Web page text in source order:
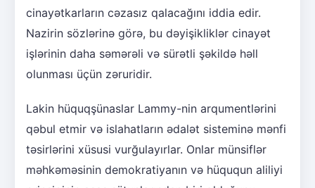
cinayətkarların cəzasız qalacağını iddia edir.
Nazirin sözlərinə görə, bu dəyişikliklər cinayət
işlərinin daha səmərəli və sürətli şəkildə həll
olunması üçün zəruridir.
Lakin hüquqşünaslar Lammy-nin arqumentlərini
qəbul etmir və islahatların ədalət sisteminə mənfi
təsirlərini xüsusi vurğulayırlar. Onlar münsiflər
məhkəməsinin demokratiyanın və hüququn aliliyi